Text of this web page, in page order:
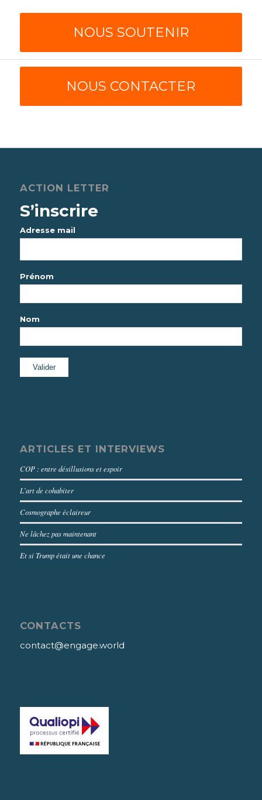
NOUS SOUTENIR
NOUS CONTACTER
ACTION LETTER
S’inscrire
Adresse mail *
Prénom
Nom
ARTICLES ET INTERVIEWS
COP : entre désillusions et espoir
L’art de cohabiter
Cosmographe éclaireur
Ne lâchez pas maintenant
Et si Trump était une chance
CONTACTS
contact@engage.world